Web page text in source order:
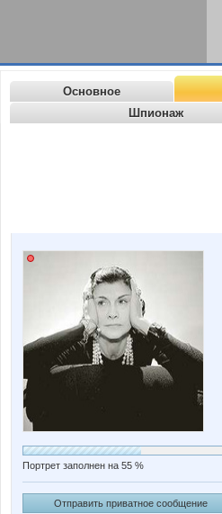
Основное
Шпионаж
Портрет заполнен на 55 %
Отправить приватное сообщение